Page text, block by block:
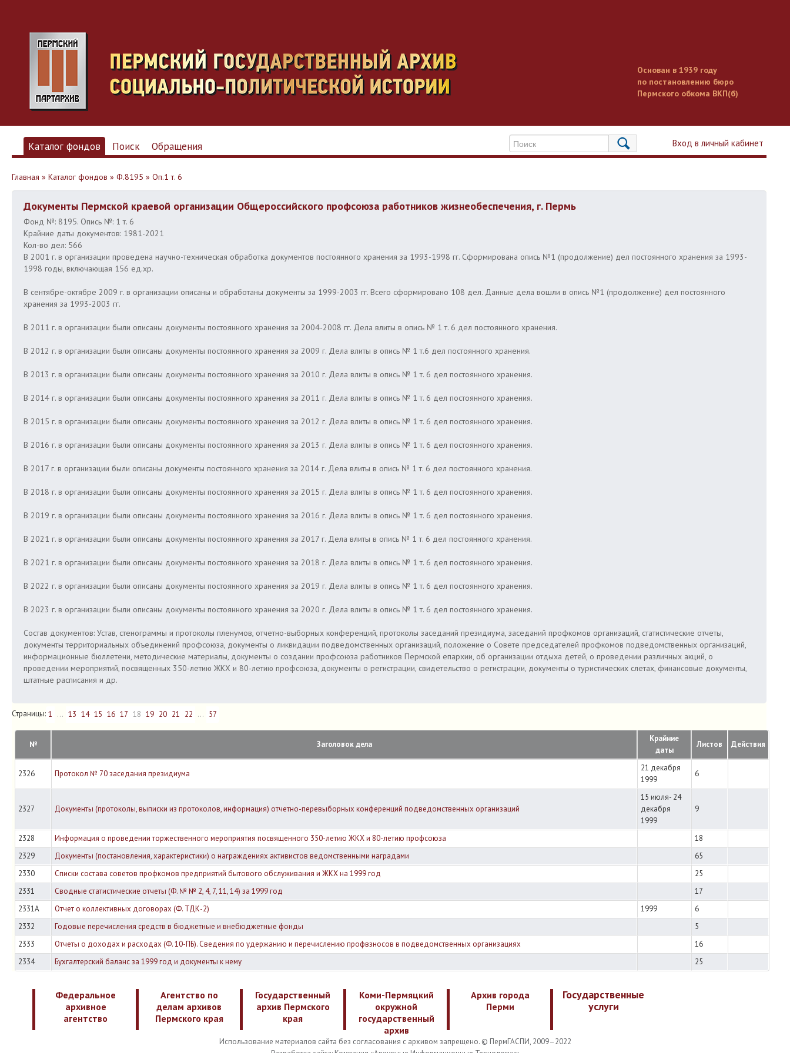
Основан в 1939 году
по постановлению бюро
Пермского обкома ВКП(б)
Вход в личный кабинет
Каталог фондов Поиск Обращения
Главная » Каталог фондов » Ф.8195 » Оп.1 т. 6
Документы Пермской краевой организации Общероссийского профсоюза работников жизнеобеспечения, г. Пермь
Фонд №: 8195. Опись №: 1 т. 6
Крайние даты документов: 1981-2021
Кол-во дел: 566
В 2001 г. в организации проведена научно-техническая обработка документов постоянного хранения за 1993-1998 гг. Сформирована опись №1 (продолжение) дел постоянного хранения за 1993-
1998 годы, включающая 156 ед.хр.
В сентябре-октябре 2009 г. в организации описаны и обработаны документы за 1999-2003 гг. Всего сформировано 108 дел. Данные дела вошли в опись №1 (продолжение) дел постоянного
хранения за 1993-2003 гг.
В 2011 г. в организации были описаны документы постоянного хранения за 2004-2008 гг. Дела влиты в опись № 1 т. 6 дел постоянного хранения.
В 2012 г. в организации были описаны документы постоянного хранения за 2009 г. Дела влиты в опись № 1 т.6 дел постоянного хранения.
В 2013 г. в организации были описаны документы постоянного хранения за 2010 г. Дела влиты в опись № 1 т. 6 дел постоянного хранения.
В 2014 г. в организации были описаны документы постоянного хранения за 2011 г. Дела влиты в опись № 1 т. 6 дел постоянного хранения.
В 2015 г. в организации были описаны документы постоянного хранения за 2012 г. Дела влиты в опись № 1 т. 6 дел постоянного хранения.
В 2016 г. в организации были описаны документы постоянного хранения за 2013 г. Дела влиты в опись № 1 т. 6 дел постоянного хранения.
В 2017 г. в организации были описаны документы постоянного хранения за 2014 г. Дела влиты в опись № 1 т. 6 дел постоянного хранения.
В 2018 г. в организации были описаны документы постоянного хранения за 2015 г. Дела влиты в опись № 1 т. 6 дел постоянного хранения.
В 2019 г. в организации были описаны документы постоянного хранения за 2016 г. Дела влиты в опись № 1 т. 6 дел постоянного хранения.
В 2021 г. в организации были описаны документы постоянного хранения за 2017 г. Дела влиты в опись № 1 т. 6 дел постоянного хранения.
В 2021 г. в организации были описаны документы постоянного хранения за 2018 г. Дела влиты в опись № 1 т. 6 дел постоянного хранения.
В 2022 г. в организации были описаны документы постоянного хранения за 2019 г. Дела влиты в опись № 1 т. 6 дел постоянного хранения.
В 2023 г. в организации были описаны документы постоянного хранения за 2020 г. Дела влиты в опись № 1 т. 6 дел постоянного хранения.
Состав документов: Устав, стенограммы и протоколы пленумов, отчетно-выборных конференций, протоколы заседаний президиума, заседаний профкомов организаций, статистические отчеты,
документы территориальных объединений профсоюза, документы о ликвидации подведомственных организаций, положение о Совете председателей профкомов подведомственных организаций,
информационные бюллетени, методические материалы, документы о создании профсоюза работников Пермской епархии, об организации отдыха детей, о проведении различных акций, о
проведении мероприятий, посвященных 350-летию ЖКХ и 80-летию профсоюза, документы о регистрации, свидетельство о регистрации, документы о туристических слетах, финансовые документы,
штатные расписания и др.
Страницы: 1 ... 13 14 15 16 17 18 19 20 21 22 ... 57
№ Заголовок дела
Крайние
даты
Листов Действия
2326 Протокол № 70 заседания президиума
21 декабря
1999
6
2327 Документы (протоколы, выписки из протоколов, информация) отчетно-перевыборных конференций подведомственных организаций
15 июля- 24
декабря
1999
9
2328 Информация о проведении торжественного мероприятия посвященного 350-летию ЖКХ и 80-летию профсоюза
18
2329
Документы (постановления, характеристики) о награждениях активистов ведомственными наградами
65
2330
Списки состава советов профкомов предприятий бытового обслуживания и ЖКХ на 1999 год
25
2331
Сводные статистические отчеты (Ф. № № 2, 4, 7, 11, 14) за 1999 год
17
2331А
Отчет о коллективных договорах (Ф. ТДК-2) 1999
6
2332
Годовые перечисления средств в бюджетные и внебюджетные фонды
5
2333
Отчеты о доходах и расходах (Ф. 10-ПБ). Сведения по удержанию и перечислению профвзносов в подведомственных организациях
16
2334
Бухгалтерский баланс за 1999 год и документы к нему 25
Федеральное
архивное
агентство
Агентство по
делам архивов
Пермского края
Государственный
архив Пермского
края
Коми-Пермяцкий
окружной
государственный
архив
Архив города
Перми
Государственные
услуги
Использование материалов сайта без согласования с архивом запрещено. © ПермГАСПИ, 2009–2022